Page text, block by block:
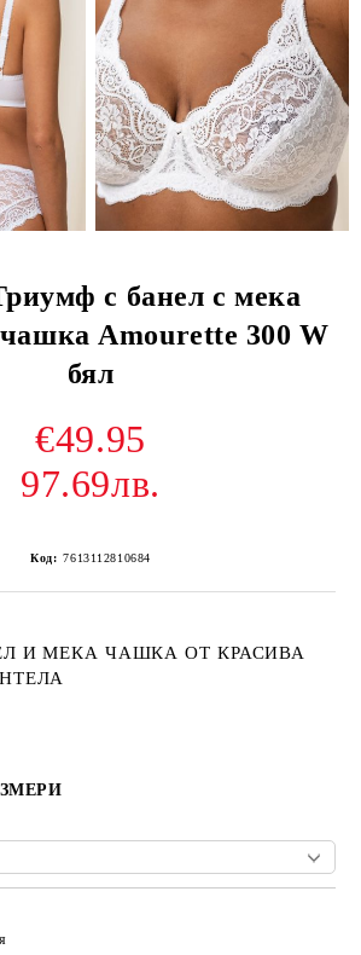
с банел с мека
Amourette 300 W
бял
€49.95
97.69лв.
Код: 7613112810684
И МЕКА ЧАШКА ОТ КРАСИВА